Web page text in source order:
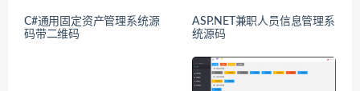
C#通用固定资产管理系统源
码带二维码
ASP.NET兼职人员信息管理系
统源码